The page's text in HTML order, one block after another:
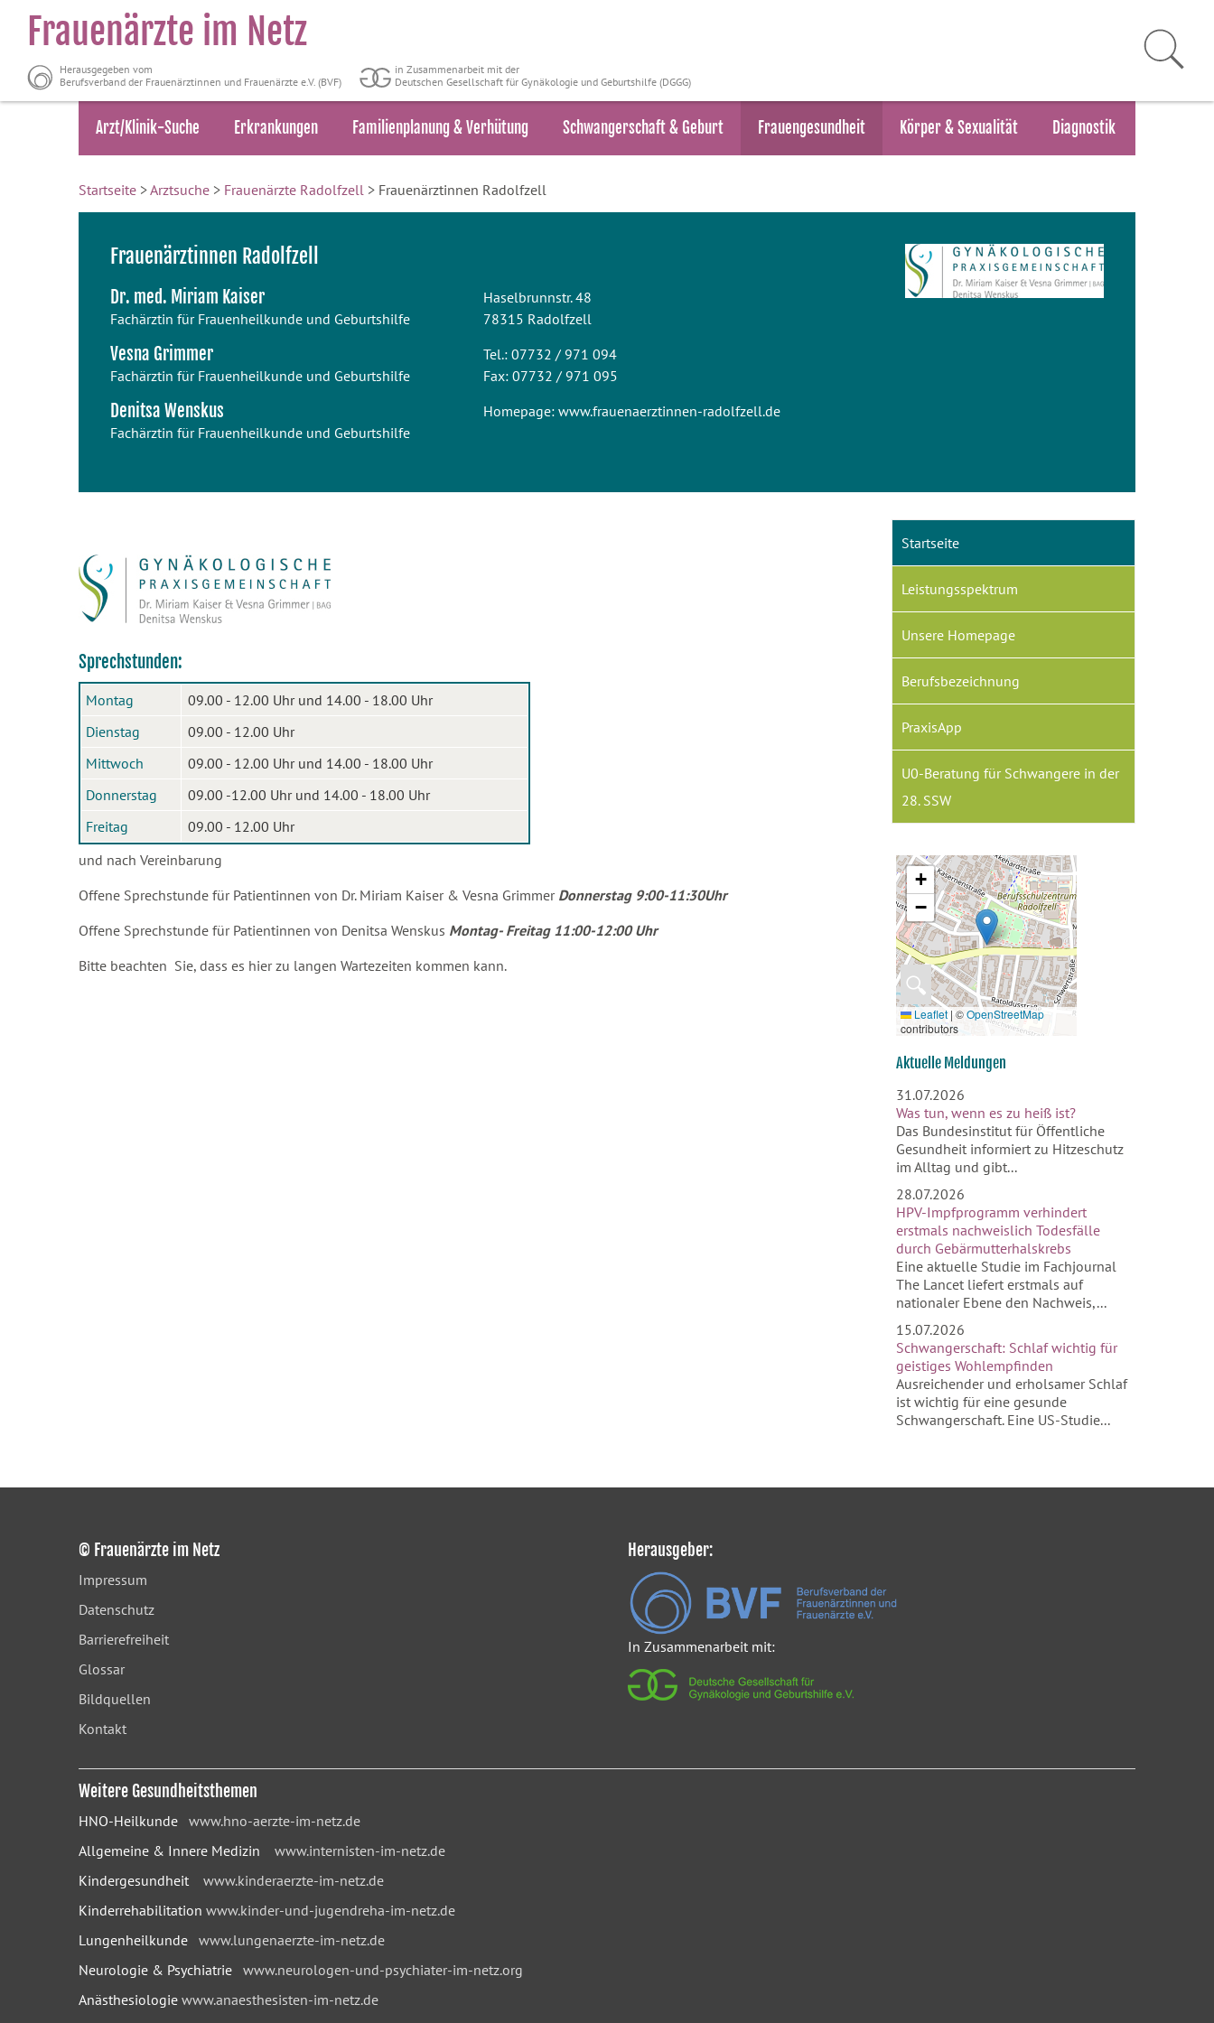
Frauenärzte im Netz
Herausgegeben vom
Berufsverband der Frauenärztinnen und Frauenärzte e.V. (BVF)
in Zusammenarbeit mit der
Deutschen Gesellschaft für Gynäkologie und Geburtshilfe (DGGG)
Arzt/Klinik-Suche Erkrankungen Familienplanung & Verhütung Schwangerschaft & Geburt Frauengesundheit Körper & Sexualität Diagnostik
Startseite >Arztsuche > Frauenärzte Radolfzell > Frauenärztinnen Radolfzell
Frauenärztinnen Radolfzell
Dr. med. Miriam Kaiser
Fachärztin für Frauenheilkunde und Geburtshilfe
Vesna Grimmer
Fachärztin für Frauenheilkunde und Geburtshilfe
Denitsa Wenskus
Fachärztin für Frauenheilkunde und Geburtshilfe
Haselbrunnstr. 48
78315 Radolfzell
Tel.: 07732 / 971 094
Fax: 07732 / 971 095
Homepage: www.frauenaerztinnen-radolfzell.de
Sprechstunden:
Montag
09.00 - 12.00 Uhr und 14.00 - 18.00 Uhr
Dienstag
09.00 - 12.00 Uhr
Mittwoch
09.00 - 12.00 Uhr und 14.00 - 18.00 Uhr
Donnerstag
09.00 -12.00 Uhr und 14.00 - 18.00 Uhr
Freitag
09.00 - 12.00 Uhr
und nach Vereinbarung
Offene Sprechstunde für Patientinnen von Dr. Miriam Kaiser & Vesna Grimmer Donnerstag 9:00-11:30Uhr
Offene Sprechstunde für Patientinnen von Denitsa Wenskus Montag- Freitag 11:00-12:00 Uhr
Bitte beachten Sie, dass es hier zu langen Wartezeiten kommen kann.
Startseite
Leistungsspektrum
Unsere Homepage
Berufsbezeichnung
PraxisApp
U0-Beratung für Schwangere in der
28. SSW
🔍
+
−
Leaflet | ©OpenStreetMap
contributors
Aktuelle Meldungen
31.07.2026
Was tun, wenn es zu heiß ist?
Das Bundesinstitut für Öffentliche
Gesundheit informiert zu Hitzeschutz
im Alltag und gibt...
28.07.2026
HPV-Impfprogramm verhindert
erstmals nachweislich Todesfälle
durch Gebärmutterhalskrebs
Eine aktuelle Studie im Fachjournal
The Lancet liefert erstmals auf
nationaler Ebene den Nachweis,...
15.07.2026
Schwangerschaft: Schlaf wichtig für
geistiges Wohlempfinden
Ausreichender und erholsamer Schlaf
ist wichtig für eine gesunde
Schwangerschaft. Eine US-Studie...
© Frauenärzte im Netz
Impressum
Datenschutz
Barrierefreiheit
Glossar
Bildquellen
Kontakt
Herausgeber:
In Zusammenarbeit mit:
Weitere Gesundheitsthemen
HNO-Heilkunde www.hno-aerzte-im-netz.de
Allgemeine & Innere Medizin www.internisten-im-netz.de
Kindergesundheit www.kinderaerzte-im-netz.de
Kinderrehabilitation www.kinder-und-jugendreha-im-netz.de
Lungenheilkunde www.lungenaerzte-im-netz.de
Neurologie & Psychiatrie www.neurologen-und-psychiater-im-netz.org
Anästhesiologie www.anaesthesisten-im-netz.de